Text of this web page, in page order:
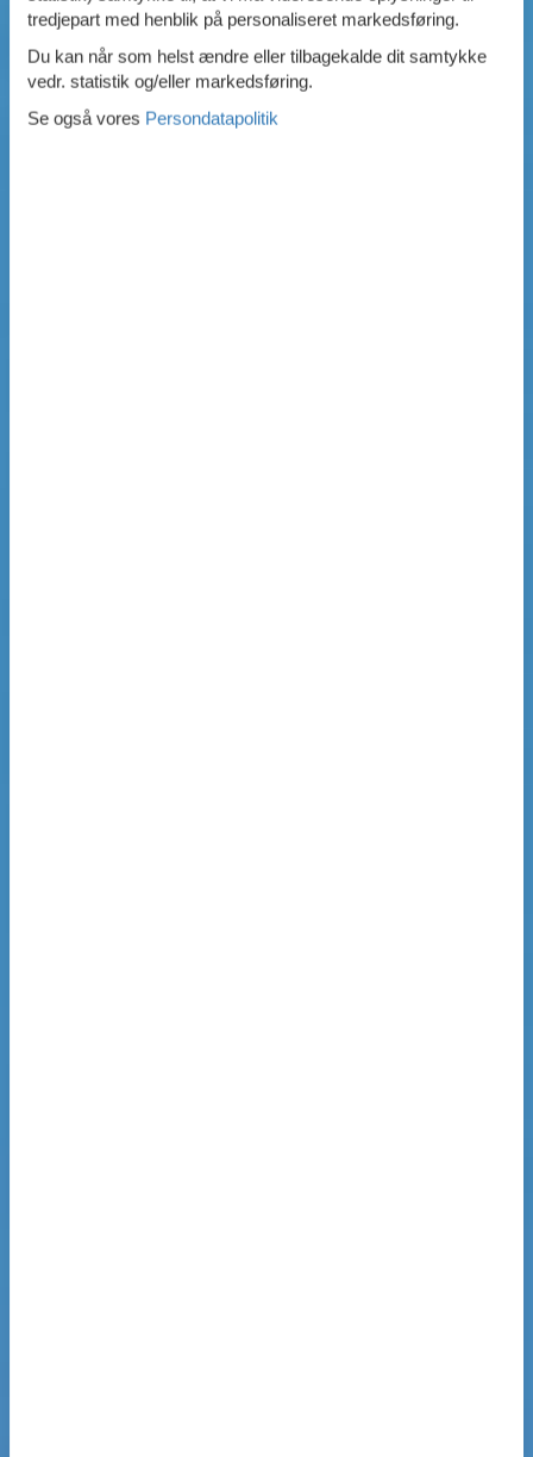
tredjepart med henblik på personaliseret markedsføring.
Du kan når som helst ændre eller tilbagekalde dit samtykke
vedr. statistik og/eller markedsføring.
Se også vores Persondatapolitik